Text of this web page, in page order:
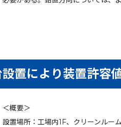
置により装置許容
＜概要＞
設置場所：工場内1F、クリーンルー